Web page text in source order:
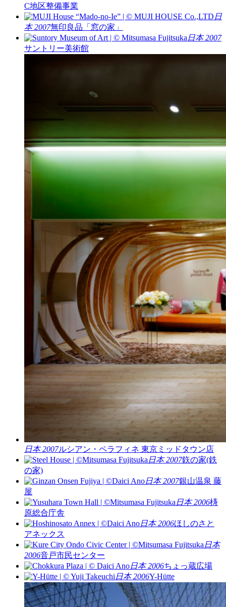
C地区整備事業
日
本 2007無印良品「窓の家」
日本 2007
サントリー美術館
日本 2007ルシアン・ペラフィネ 東京ミッドタウン店
日本 2007鉃の家(鉄
の家)
日本 2007銀山温泉 藤
屋
日本 2006梼
原総合庁舎
日本 2006ほしのさと
アネックス
日本
2006音戸市民センター
日本 2006ちょっ蔵広場
日本 2006Y-Hütte